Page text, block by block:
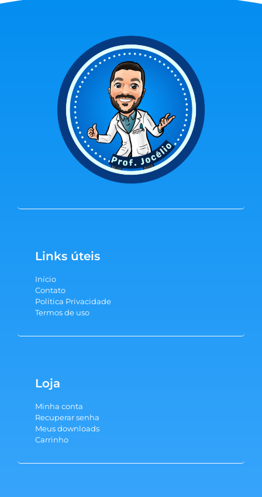
Links úteis
Início
Contato
Política Privacidade
Termos de uso
Loja
Minha conta
Recuperar senha
Meus downloads
Carrinho